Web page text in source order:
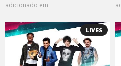
adicionado em
LIVES